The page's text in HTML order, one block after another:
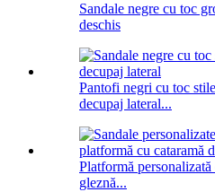
Sandale negre cu toc
deschis
Pantofi negri cu toc
decupaj lateral...
Platformă
gleznă...